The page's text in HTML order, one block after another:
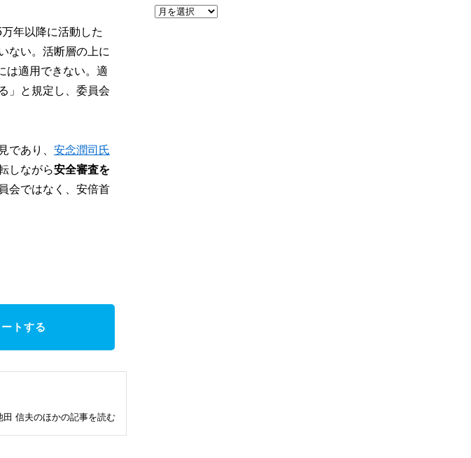
年以降に活動した
ない。活断層の上に
は適用できない。適
」と規定し、委員会
であり、 安念潤司氏
しながら安全審査を
会ではなく、安倍首
トする
田 信夫のほかの記事を読む